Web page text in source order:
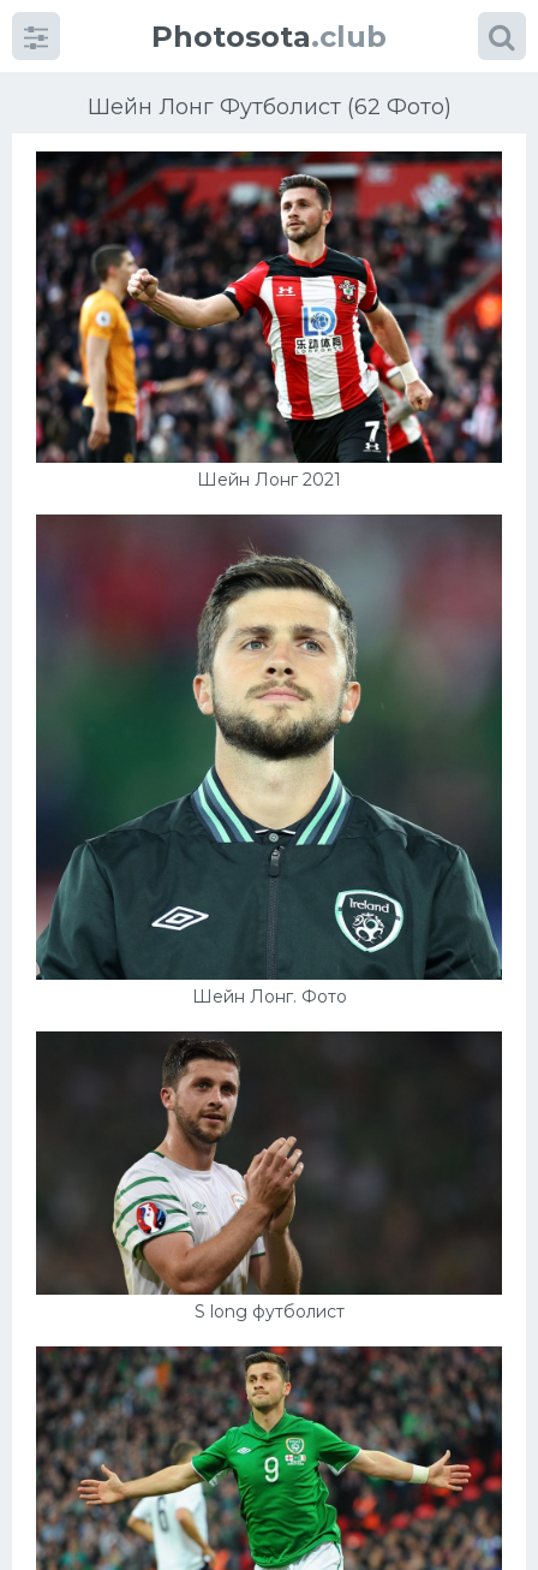
Photosota.club
Шейн Лонг Футболист (62 Фото)
Шейн Лонг 2021
Шейн Лонг. Фото
S long футболист
КатегорииФото
Еще картинки...
Футбол
Баскетбол
Конькобежный спорт
Интерьер квартиры